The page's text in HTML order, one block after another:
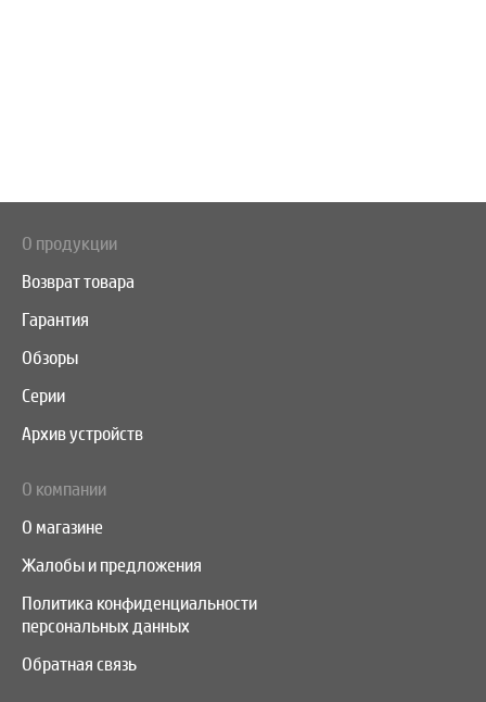
О продукции
Возврат товара
Гарантия
Обзоры
Серии
Архив устройств
О компании
О магазине
Жалобы и предложения
Политика конфиденциальности
персональных данных
Обратная связь